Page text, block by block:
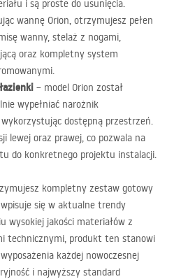
i są proste do usunięcia.
wannę Orion, otrzymujesz pełen
wanny, stelaż z nogami,
oraz kompletny system
– model Orion został
wypełniać narożnik
dostępną przestrzeń.
lewej oraz prawej, co pozwala na
do konkretnego projektu instalacji.
kompletny zestaw gotowy
się w aktualne trendy
wysokiej jakości materiałów z
technicznymi, produkt ten stanowi
każdej nowoczesnej
i najwyższy standard